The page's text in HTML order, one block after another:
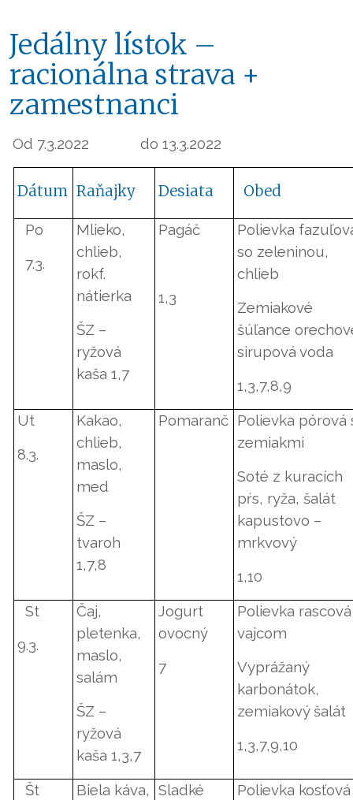
Jedálny lístok –
racionálna strava +
zamestnanci
Od 7.3.2022 do 13.3.2022
Dátum Raňajky Desiata Obed
Po
7.3.
Mlieko,
chlieb,
rokf.
nátierka
ŠZ –
ryžová
kaša 1,7
Pagáč
1,3
Polievka
so zeleninou,
chlieb
Zemiakové
šúľance
sirupová voda
1,3,7,8,9
Ut
8.3.
Kakao,
chlieb,
maslo,
med
ŠZ –
tvaroh
1,7,8
Pomaranč Polievka pórová
zemiakmi
Soté z kuracích
pŕs, ryža, šalát
kapustovo –
mrkvový
1,10
St
9.3.
Čaj,
pletenka,
maslo,
salám
ŠZ –
ryžová
kaša 1,3,7
Jogurt
ovocný
7
Polievka
vajcom
Vyprážaný
karbonátok,
zemiakový šalát
1,3,7,9,10
Št
Biela káva,
Sladké
Polievka kosťová